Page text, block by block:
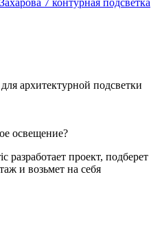
архитектурной подсветки
освещение?
разработает проект, подберет
и возьмет на себя